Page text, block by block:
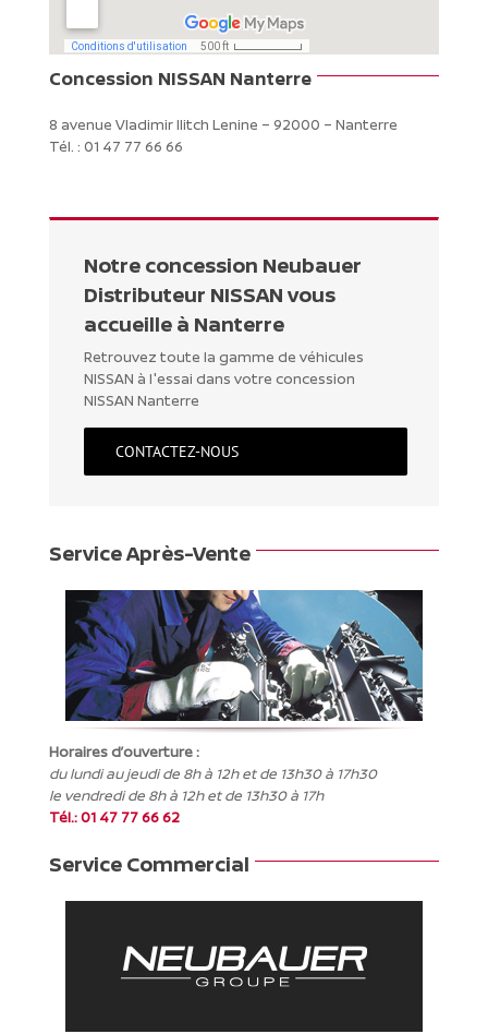
Concession NISSAN Nanterre
8 avenue Vladimir Ilitch Lenine – 92000 – Nanterre
Tél. : 01 47 77 66 66
Notre concession Neubauer
Distributeur NISSAN vous
accueille à Nanterre
Retrouvez toute la gamme de véhicules
NISSAN à l'essai dans votre concession
NISSAN Nanterre
CONTACTEZ-NOUS
Service Après-Vente
Horaires d’ouverture :
du lundi au jeudi de 8h à 12h et de 13h30 à 17h30
le vendredi de 8h à 12h et de 13h30 à 17h
Tél.:01 47 77 66 62
Service Commercial